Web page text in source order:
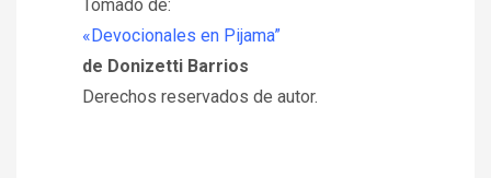
Tomado de:
«Devocionales en Pijama”
de Donizetti Barrios
Derechos reservados de autor.